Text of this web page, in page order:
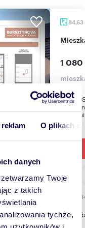
O plikach
danych
Twoje
z takich
tychże,
84,63
1 080
O